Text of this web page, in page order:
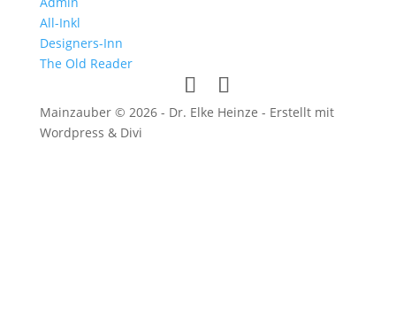
All-Inkl
Designers-Inn
The Old Reader
Mainzauber © 2026 - Dr. Elke Heinze - Erstellt mit
Wordpress & Divi